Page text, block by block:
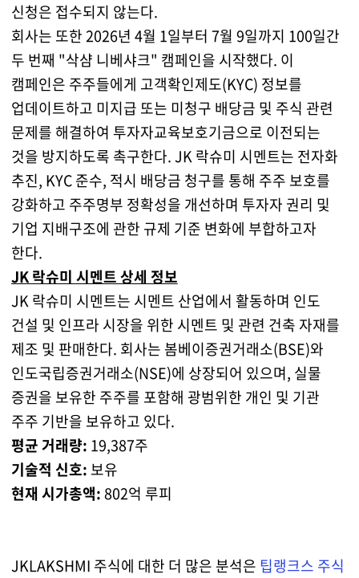
신청은 접수되지 않는다.
회사는 또한 2026년 4월 1일부터 7월 9일까지 100일간
두 번째 "삭샴 니베샤크" 캠페인을 시작했다. 이
캠페인은 주주들에게 고객확인제도(KYC) 정보를
업데이트하고 미지급 또는 미청구 배당금 및 주식 관련
문제를 해결하여 투자자교육보호기금으로 이전되는
것을 방지하도록 촉구한다. JK 락슈미 시멘트는 전자화
추진, KYC 준수, 적시 배당금 청구를 통해 주주 보호를
강화하고 주주명부 정확성을 개선하며 투자자 권리 및
기업 지배구조에 관한 규제 기준 변화에 부합하고자
한다.
JK 락슈미 시멘트 상세 정보
JK 락슈미 시멘트는 시멘트 산업에서 활동하며 인도
건설 및 인프라 시장을 위한 시멘트 및 관련 건축 자재를
제조 및 판매한다. 회사는 봄베이증권거래소(BSE)와
인도국립증권거래소(NSE)에 상장되어 있으며, 실물
증권을 보유한 주주를 포함해 광범위한 개인 및 기관
주주 기반을 보유하고 있다.
평균 거래량: 19,387주
기술적 신호: 보유
현재 시가총액:802억 루피
JKLAKSHMI 주식에 대한 더 많은 분석은 팁랭크스 주식